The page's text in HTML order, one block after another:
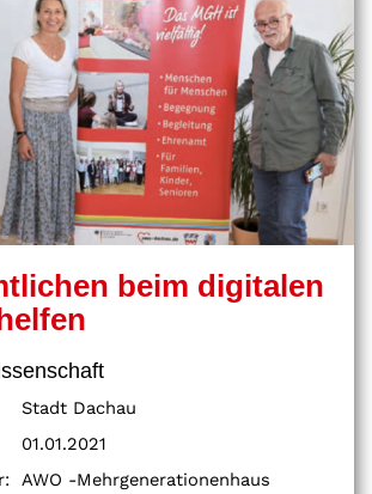
beim digitalen
Stadt Dachau
01.01.2021
AWO -Mehrgenerationenhaus